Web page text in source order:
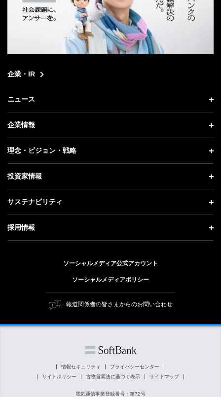
企業・IR
ニュース
ニュース トップ
プレスリリース
更新情報
記者説明会
企業情報
企業情報 トップ
社長メッセージ
事業紹介
ガバナンス
理念・ビジョン・戦略
理念・ビジョン・戦略 トップ
成長戦略「Activate AI for Society」
人材戦略
投資家情報
投資家情報 トップ
経営方針
個人投資家の皆さまへ
株式と社債について
サステナビリティ
サステナビリティ トップ
トップメッセージ
ESG方針・体制
マテリアリティ（重要課題）
ESGの主な取り組み
外部評価・イニシアチブ
採用情報
障がい者採用
ソフトバンク クルー採用
ソーシャルメディア公式アカウント
ソーシャルメディアポリシー
報道関係者の皆さまからのお問い合わせ
情報セキュリティ
プライバシーセンター
サイトポリシー
古物営業法に基づく表示 サイトマップ
電気通信事業登録番号：第72号